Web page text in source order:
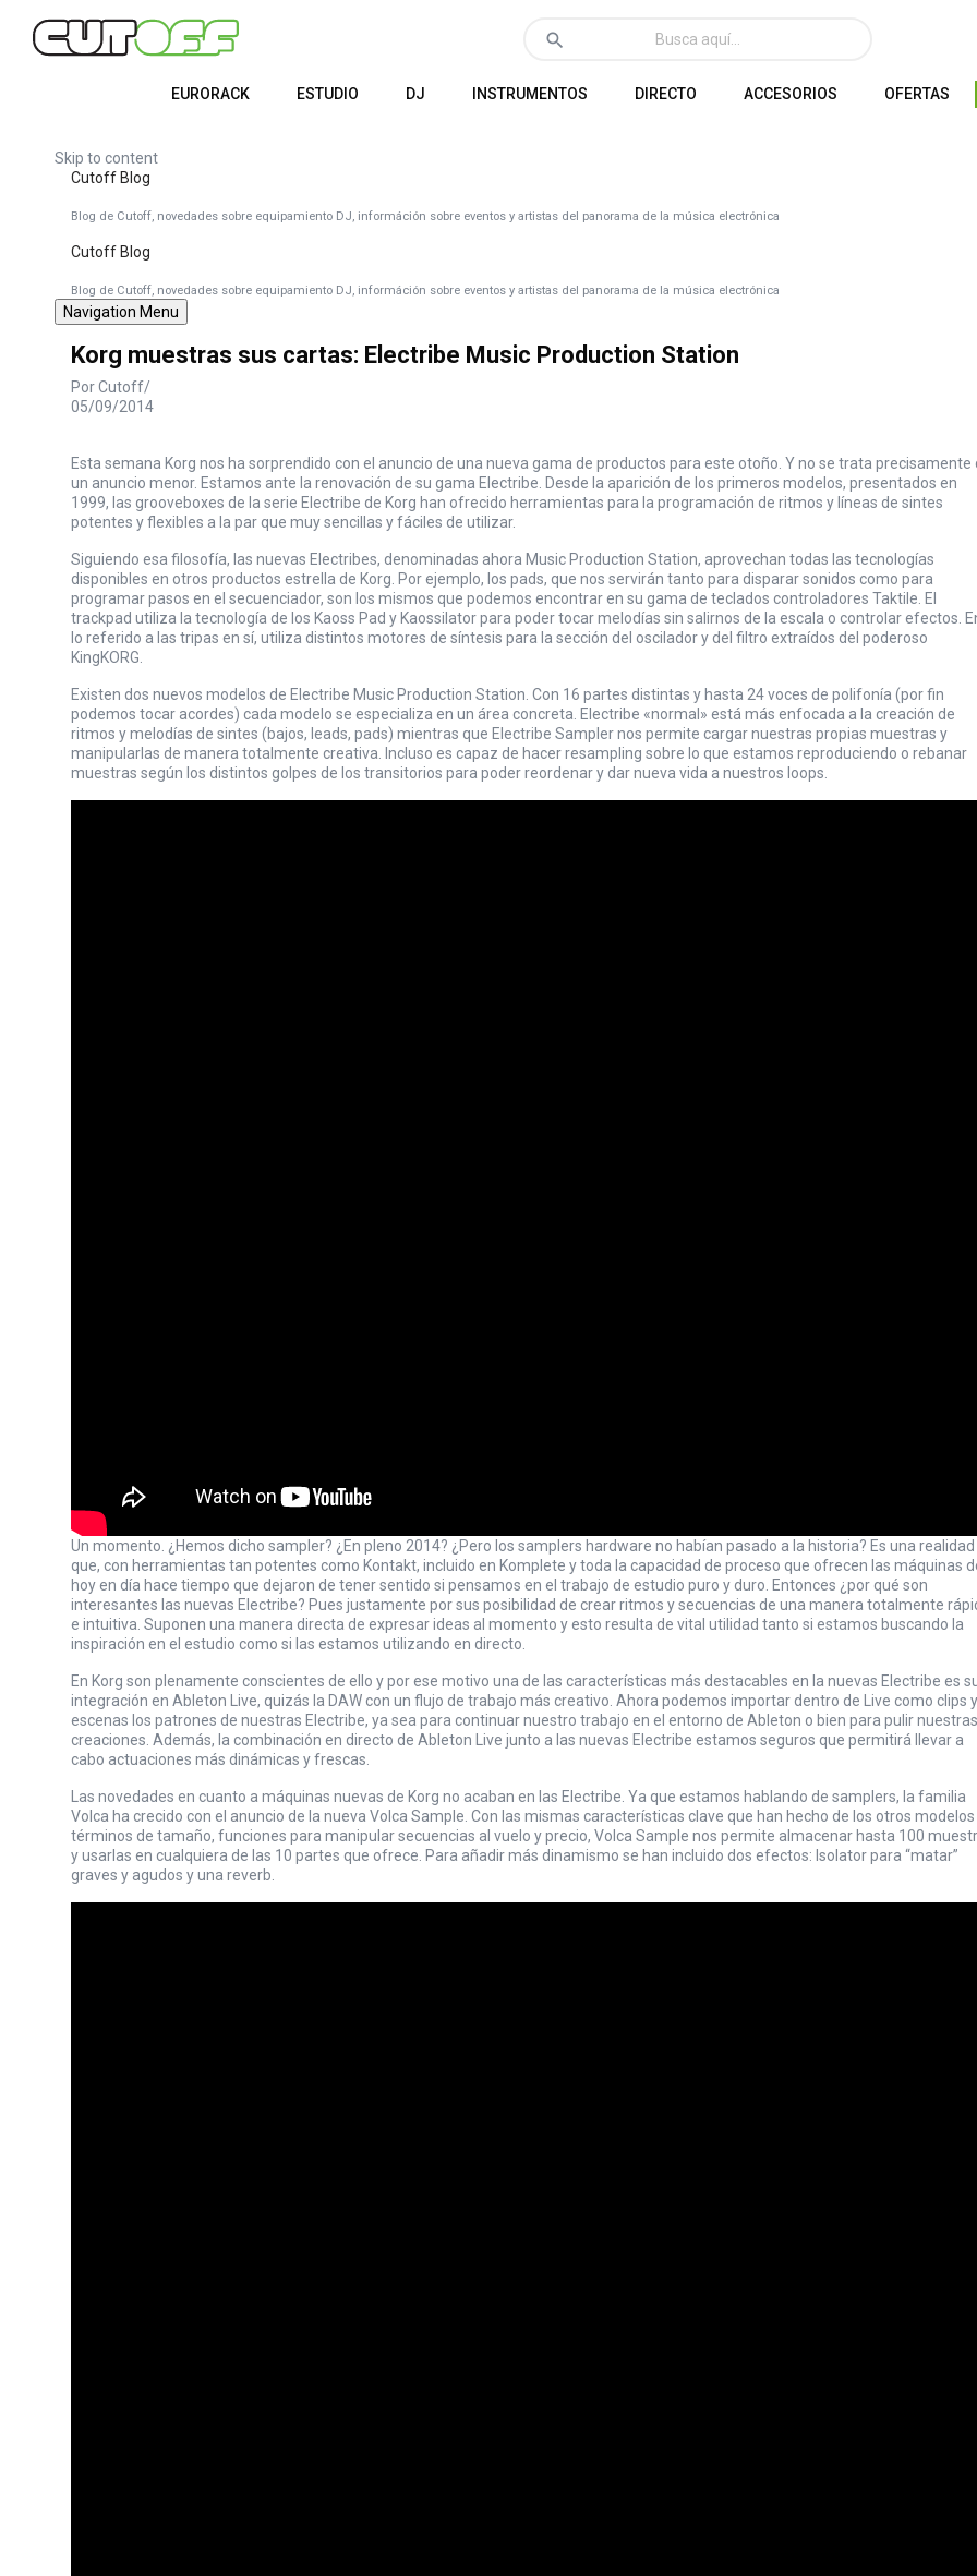
search
EURORACK ESTUDIO DJ INSTRUMENTOS DIRECTO ACCESORIOS OFERTAS
Skip to content
Cutoff Blog
Blog de Cutoff, novedades sobre equipamiento DJ, információn sobre eventos y artistas del panorama de la música electrónica
Cutoff Blog
Blog de Cutoff, novedades sobre equipamiento DJ, információn sobre eventos y artistas del panorama de la música electrónica
Navigation Menu
Korg muestras sus cartas: Electribe Music Production Station
PorCutoff
05/09/2014
Esta semana Korg nos ha sorprendido con el anuncio de una nueva gama de productos para este otoño. Y no se trata precisamente
un anuncio menor. Estamos ante la renovación de su gama Electribe. Desde la aparición de los primeros modelos, presentados en
1999, las grooveboxes de la serie Electribe de Korg han ofrecido herramientas para la programación de ritmos y líneas de sintes
potentes y flexibles a la par que muy sencillas y fáciles de utilizar.
Siguiendo esa filosofía, las nuevas Electribes, denominadas ahora Music Production Station, aprovechan todas las tecnologías
disponibles en otros productos estrella de Korg. Por ejemplo, los pads, que nos servirán tanto para disparar sonidos como para
programar pasos en el secuenciador, son los mismos que podemos encontrar en su gama de teclados controladores Taktile. El
trackpad utiliza la tecnología de los Kaoss Pad y Kaossilator para poder tocar melodías sin salirnos de la escala o controlar efectos.
lo referido a las tripas en sí, utiliza distintos motores de síntesis para la sección del oscilador y del filtro extraídos del poderoso
KingKORG.
Existen dos nuevos modelos de Electribe Music Production Station. Con 16 partes distintas y hasta 24 voces de polifonía (por fin
podemos tocar acordes) cada modelo se especializa en un área concreta. Electribe «normal» está más enfocada a la creación de
ritmos y melodías de sintes (bajos, leads, pads) mientras que Electribe Samplernos permite cargar nuestras propias muestras y
manipularlas de manera totalmente creativa. Incluso es capaz de hacer resampling sobre lo que estamos reproduciendo o rebanar
muestras según los distintos golpes de los transitorios para poder reordenar y dar nueva vida a nuestros loops.
Un momento. ¿Hemos dicho sampler? ¿En pleno 2014? ¿Pero los samplers hardware no habían pasado a la historia? Es una realidad
que, con herramientas tan potentes como Kontakt, incluido en Komplete y toda la capacidad de proceso que ofrecen las máquinas
hoy en día hace tiempo que dejaron de tener sentido si pensamos en el trabajo de estudio puro y duro. Entonces ¿por qué son
interesantes las nuevas Electribe? Pues justamente por sus posibilidad de crear ritmos y secuencias de una manera totalmente
e intuitiva. Suponen una manera directa de expresar ideas al momento y esto resulta de vital utilidad tanto si estamos buscando la
inspiración en el estudio como si las estamos utilizando en directo.
En Korg son plenamente conscientes de ello y por ese motivo una de las características más destacables en la nuevas Electribe es
integración en Ableton Live, quizás la DAW con un flujo de trabajo más creativo. Ahora podemos importar dentro de Live como clips y
escenas los patrones de nuestras Electribe, ya sea para continuar nuestro trabajo en el entorno de Ableton o bien para pulir nuestras
creaciones. Además, la combinación en directo de Ableton Live junto a las nuevas Electribe estamos seguros que permitirá llevar a
cabo actuaciones más dinámicas y frescas.
Las novedades en cuanto a máquinas nuevas de Korg no acaban en las Electribe. Ya que estamos hablando de samplers, la familia
Volca ha crecido con el anuncio de la nueva Volca Sample . Con las mismas características clave que han hecho de los otros modelos
términos de tamaño, funciones para manipular secuencias al vuelo y precio, Volca Sample nos permite almacenar hasta 100
y usarlas en cualquiera de las 10 partes que ofrece. Para añadir más dinamismo se han incluido dos efectos: Isolator para “matar”
graves y agudos y una reverb.